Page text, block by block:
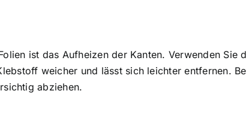
ist das Aufheizen der Kanten. Verwenden
weicher und lässt sich leichter entfernen.
abziehen.